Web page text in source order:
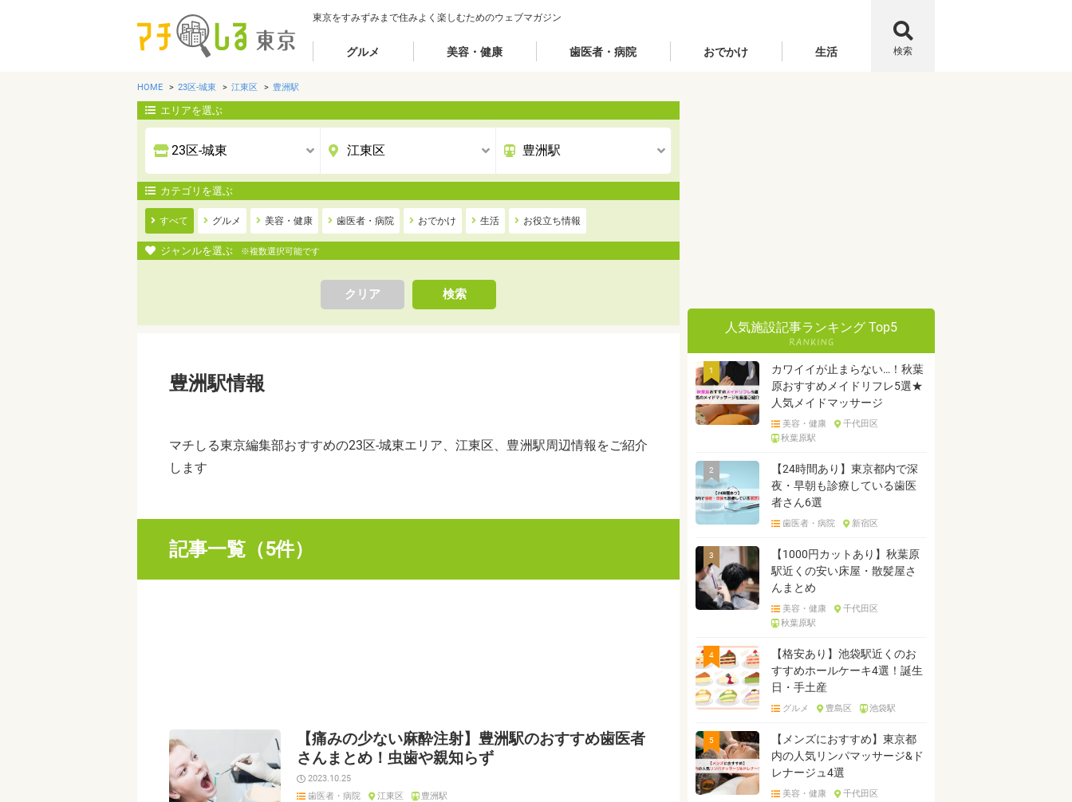
東京をすみずみまで住みよく楽しむためのウェブマガジン
グルメ 美容・健康 歯医者・病院 おでかけ 生活 検索
HOME 23区-城東 江東区 豊洲駅
エリアを選ぶ
カテゴリを選ぶ
すべて グルメ 美容・健康 歯医者・病院 おでかけ 生活 お役立ち情報
ジャンルを選ぶ ※複数選択可能です
クリア 検索
豊洲駅情報
マチしる東京編集部おすすめの23区-城東エリア、江東区、豊洲駅周辺情報をご紹介
します
記事一覧（5件）
【痛みの少ない麻酔注射】豊洲駅のおすすめ歯医者
さんまとめ！虫歯や親知らず
2023.10.25
歯医者・病院
江東区 豊洲駅
人気施設記事ランキング Top5
1
カワイイが止まらない…！秋葉
原おすすめメイドリフレ5選★
人気メイドマッサージ
美容・健康
千代田区
秋葉原駅
2
【24時間あり】東京都内で深
夜・早朝も診療している歯医
者さん6選
歯医者・病院 新宿区
3
【1000円カットあり】秋葉原
駅近くの安い床屋・散髪屋さ
んまとめ
美容・健康
千代田区
秋葉原駅
4
【格安あり】池袋駅近くのお
すすめホールケーキ4選！誕生
日・手土産
グルメ 豊島区 池袋駅
5
【メンズにおすすめ】東京都
内の人気リンパマッサージ&ド
レナージュ4選
美容・健康 千代田区